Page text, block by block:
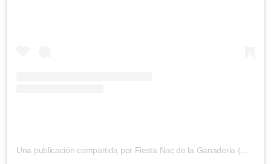
Una publicación compartida por Fiesta Nac de la Ganaderia (@fiestaganaderialvear)